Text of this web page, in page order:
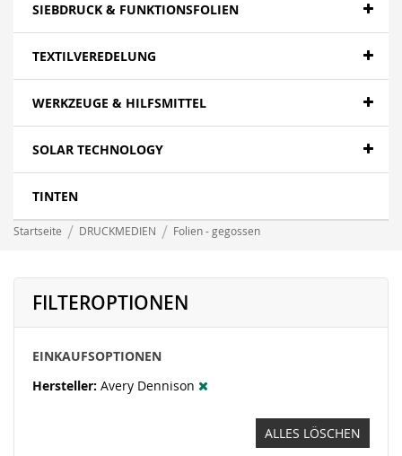
SIEBDRUCK & FUNKTIONSFOLIEN
TEXTILVEREDELUNG
WERKZEUGE & HILFSMITTEL
SOLAR TECHNOLOGY
TINTEN
Startseite DRUCKMEDIEN Folien - gegossen
FILTEROPTIONEN
EINKAUFSOPTIONEN
Hersteller Avery Dennison
ALLES LÖSCHEN